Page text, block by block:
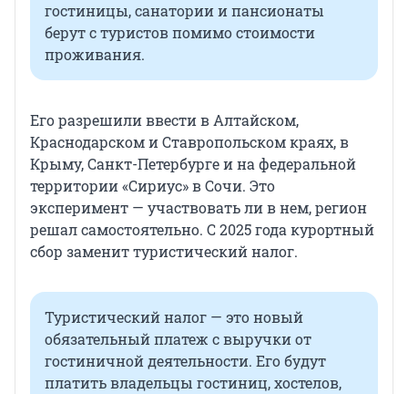
гостиницы, санатории и пансионаты
берут с туристов помимо стоимости
проживания.
Его разрешили ввести в Алтайском,
Краснодарском и Ставропольском краях, в
Крыму, Санкт-Петербурге и на федеральной
территории «Сириус» в Сочи. Это
эксперимент — участвовать ли в нем, регион
решал самостоятельно. С 2025 года курортный
сбор заменит туристический налог.
Туристический налог — это новый
обязательный платеж с выручки от
гостиничной деятельности. Его будут
платить владельцы гостиниц, хостелов,